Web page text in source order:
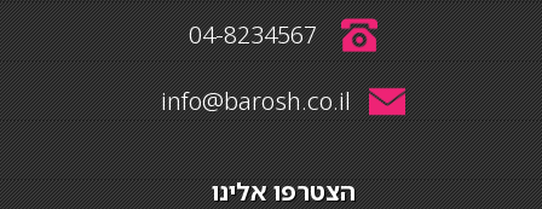
04-8234567
info@barosh.co.il
הצטרפו אלינו